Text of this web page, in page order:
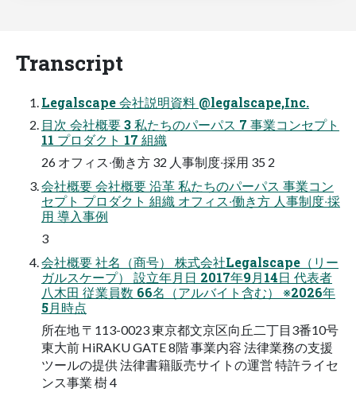
Transcript
Legalscape 会社説明資料 @legalscape,Inc.
⽬次 会社概要 3 私たちのパーパス 7 事業コンセプト
11 プロダクト 17 組織
26 オフィス‧働き⽅ 32 ⼈事制度‧採⽤ 35 2
会社概要 会社概要 沿⾰ 私たちのパーパス 事業コン
セプト プロダクト 組織 オフィス‧働き⽅ ⼈事制度‧採
⽤ 導⼊事例
3
会社概要 社名（商号） 株式会社Legalscape（リー
ガルスケープ） 設⽴年⽉⽇ 2017年9⽉14⽇ 代表者
⼋⽊⽥ 従業員数 66名（アルバイト含む） ※2026年
5⽉時点
所在地 〒113-0023 東京都⽂京区向丘⼆丁⽬3番10号
東⼤前 HiRAKU GATE 8階 事業内容 法律業務の⽀援
ツールの提供 法律書籍販売サイトの運営 特許ライセ
ンス事業 樹 4